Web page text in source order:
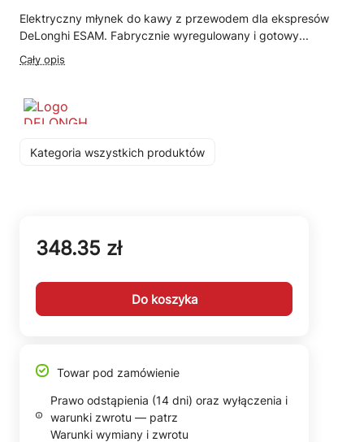
Elektryczny młynek do kawy z przewodem dla ekspresów
DeLonghi ESAM. Fabrycznie wyregulowany i gotowy...
Cały opis
Kategoria wszystkich produktów
348.35 zł
Do koszyka
Towar pod zamówienie
Prawo odstąpienia (14 dni) oraz wyłączenia i
warunki zwrotu — patrz
Warunki wymiany i zwrotu